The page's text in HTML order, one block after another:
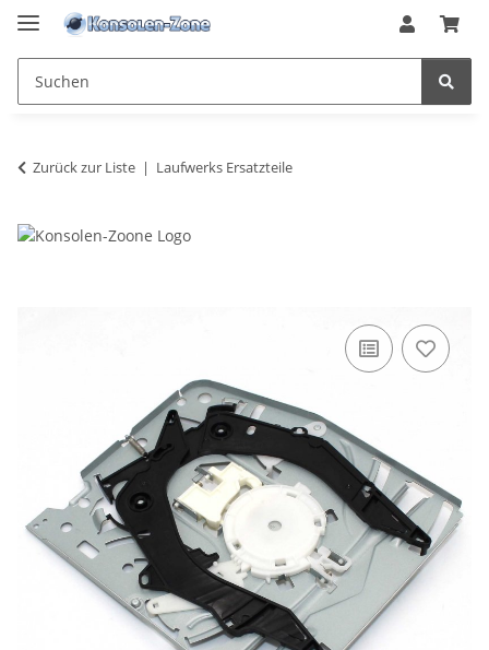
Zurück zur Liste Laufwerks Ersatzteile